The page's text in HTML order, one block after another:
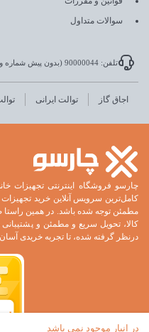
در انبار موجود نمی باشد
سوالات متداول
تلفن: 90000044 (بدون پیش شماره و رایگان)
اجاق گاز توالت ایرانی
چارسو فروشگاه اینترنتی تجهیزات
کامل‌ترین سرویس آنلاین خرید
کالا، تحویل سریع و مطمئن و
درنظر گرفته شده، تا تجربه خریدی